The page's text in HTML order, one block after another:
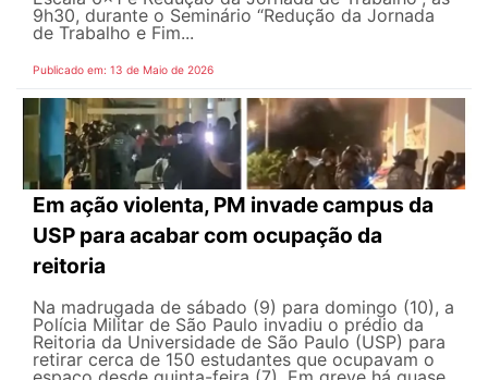
9h30, durante o Seminário “Redução da Jornada
de Trabalho e Fim...
Publicado em: 13 de Maio de 2026
Em ação violenta, PM invade campus da
USP para acabar com ocupação da
reitoria
Na madrugada de sábado (9) para domingo (10), a
Polícia Militar de São Paulo invadiu o prédio da
Reitoria da Universidade de São Paulo (USP) para
retirar cerca de 150 estudantes que ocupavam o